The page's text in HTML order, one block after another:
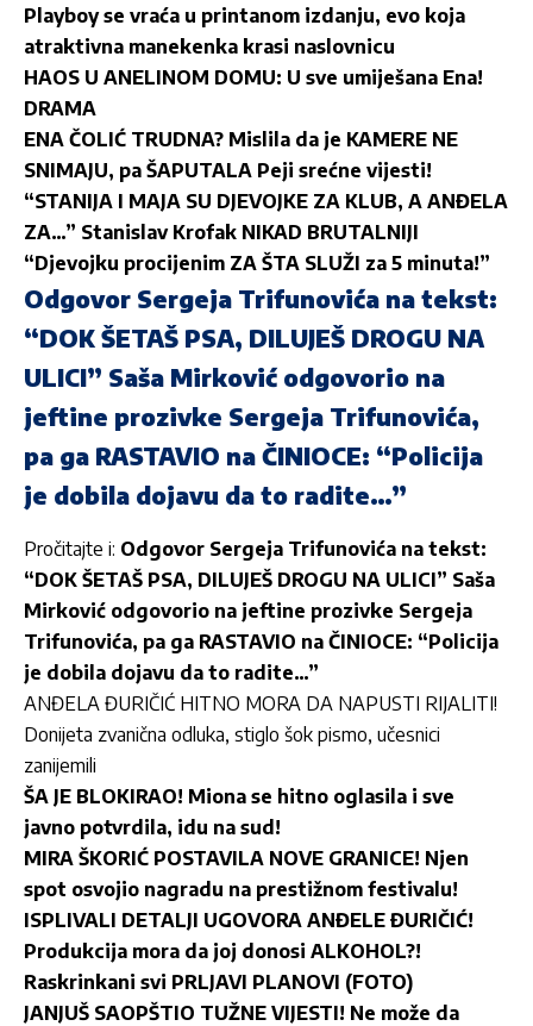
Playboy se vraća u printanom izdanju, evo koja
atraktivna manekenka krasi naslovnicu
HAOS U ANELINOM DOMU: U sve umiješana Ena!
DRAMA
ENA ČOLIĆ TRUDNA? Mislila da je KAMERE NE
SNIMAJU, pa ŠAPUTALA Peji srećne vijesti!
“STANIJA I MAJA SU DJEVOJKE ZA KLUB, A ANĐELA
ZA…” Stanislav Krofak NIKAD BRUTALNIJI
“Djevojku procijenim ZA ŠTA SLUŽI za 5 minuta!”
Odgovor Sergeja Trifunovića na tekst:
“DOK ŠETAŠ PSA, DILUJEŠ DROGU NA
ULICI” Saša Mirković odgovorio na
jeftine prozivke Sergeja Trifunovića,
pa ga RASTAVIO na ČINIOCE: “Policija
je dobila dojavu da to radite…”
Pročitajte i: Odgovor Sergeja Trifunovića na tekst:
“DOK ŠETAŠ PSA, DILUJEŠ DROGU NA ULICI” Saša
Mirković odgovorio na jeftine prozivke Sergeja
Trifunovića, pa ga RASTAVIO na ČINIOCE: “Policija
je dobila dojavu da to radite…”
ANĐELA ĐURIČIĆ HITNO MORA DA NAPUSTI RIJALITI!
Donijeta zvanična odluka, stiglo šok pismo, učesnici
zanijemili
ŠA JE BLOKIRAO! Miona se hitno oglasila i sve
javno potvrdila, idu na sud!
MIRA ŠKORIĆ POSTAVILA NOVE GRANICE! Njen
spot osvojio nagradu na prestižnom festivalu!
ISPLIVALI DETALJI UGOVORA ANĐELE ĐURIČIĆ!
Produkcija mora da joj donosi ALKOHOL?!
Raskrinkani svi PRLJAVI PLANOVI (FOTO)
JANJUŠ SAOPŠTIO TUŽNE VIJESTI! Ne može da